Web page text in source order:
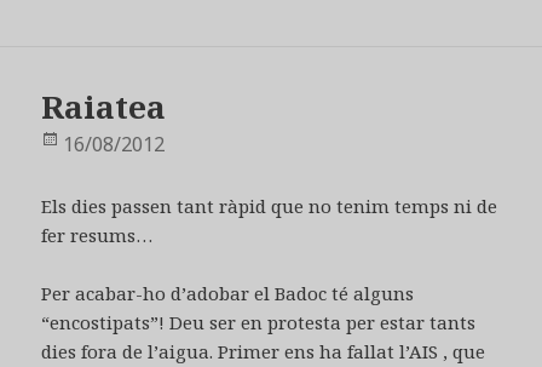
Raiatea
Publicat
16/08/2012
Els dies passen tant ràpid que no tenim temps ni de
fer resums…
Per acabar-ho d’adobar el Badoc té alguns
“encostipats”! Deu ser en protesta per estar tants
dies fora de l’aigua. Primer ens ha fallat l’AIS , que